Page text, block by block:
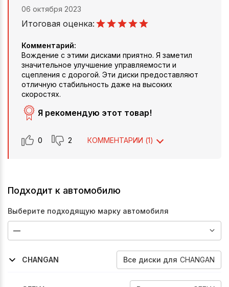
06 октября 2023
Итоговая оценка:
Комментарий:
Вождение с этими дисками приятно. Я заметил
значительное улучшение управляемости и
сцепления с дорогой. Эти диски предоставляют
отличную стабильность даже на высоких
скоростях.
Я рекомендую этот товар!
0 2 КОММЕНТАРИИ (1)
Подходит к автомобилю
Выберите подходящую марку автомобиля
CHANGAN Все диски для CHANGAN
2019-2024
2022-2026
2020-2024
2019-2024
2022-2024
2025-2026
2024-2026
2024-2026